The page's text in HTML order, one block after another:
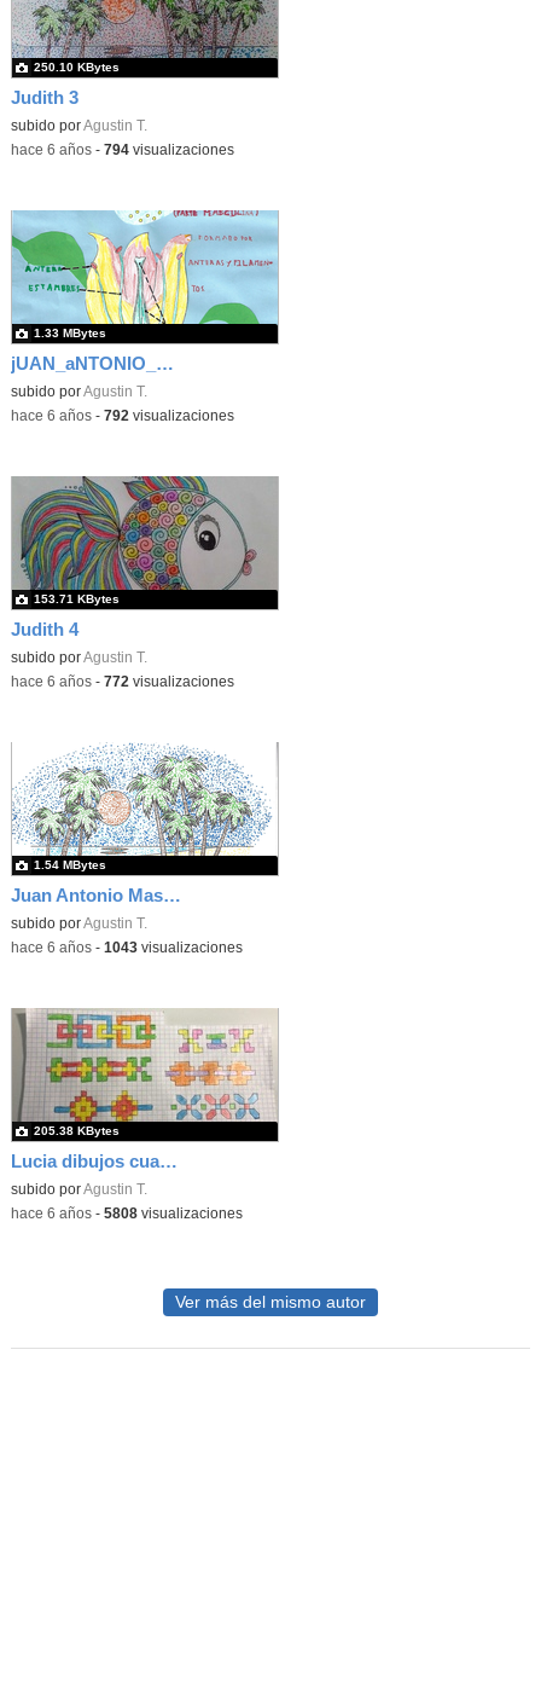
Judith 3
subido porAgustin T.
250.10 KBytes
-hace 6 años- 794visualizaciones
jUAN_aNTONIO_mASEDO_PLANTS
subido porAgustin T.
1.33 MBytes
-hace 6 años- 792 visualizaciones
Judith 4
subido porAgustin T.
153.71 KBytes
-hace 6 años- 772 visualizaciones
Juan Antonio Masedo puntillismo
subido porAgustin T.
1.54 MBytes
-hace 6 años- 1043visualizaciones
Lucia dibujos cuadriculados
subido porAgustin T.
205.38 KBytes
-hace 6 años- 5808visualizaciones
Ver más del mismo autor